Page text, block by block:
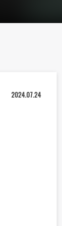
2024.07.24